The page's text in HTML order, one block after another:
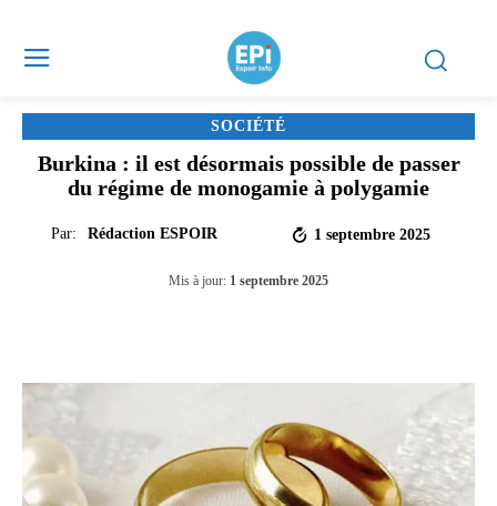
SOCIÉTÉ
Burkina : il est désormais possible de passer
du régime de monogamie à polygamie
Par: Rédaction ESPOIR 1 septembre 2025
Mis à jour: 1 septembre 2025